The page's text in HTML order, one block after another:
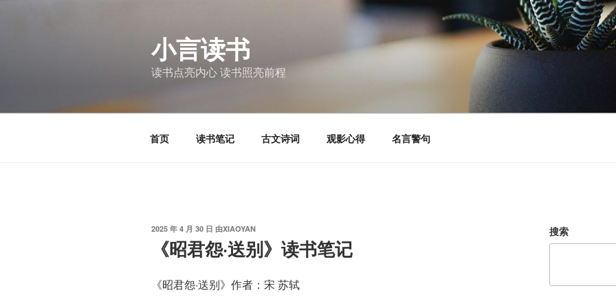
小言读书
读书点亮内心 读书照亮前程
首页 读书笔记 古文诗词 观影心得 名言警句
发
2025 年 4 月 30 日 由XIAOYAN
《昭君怨·送别》读书笔记
《昭君怨·送别》作者：宋 苏轼
搜索